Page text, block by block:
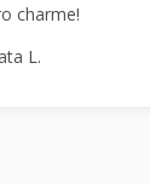
charme!
L.